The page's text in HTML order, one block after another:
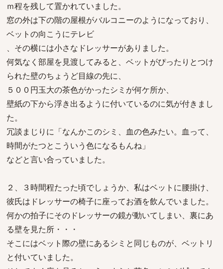
ｍ程を残して置かれていました。
窓の外は下の階の屋根がバルコニーのようになっており、
ベットの向こうにテレビ
、その横には小さなドレッサーがありました。
何気なく部屋を見渡してみると、ベットがぴったりとつけ
られた壁のちょうど目線の先に、
５００円玉大の茶色がかったシミが何ケ所か、
壁紙の下から浮き出るように付いているのに気が付きまし
た。
冗談まじりに「なんかこのシミ、血の色みたい。血って、
時間がたつとこういう色になるもんね」
などと言い合っていました。
２、３時間程たった頃でしょうか、私はベットに腰掛け、
彼氏はドレッサーの椅子に座ってお酒を飲んでいました。
何かの拍子にそのドレッサーの鏡が動いてしまい、裏にあ
る壁を見た所・・・
そこにはベット際の壁にあるシミと同じものが、ベットリ
と付いていました。